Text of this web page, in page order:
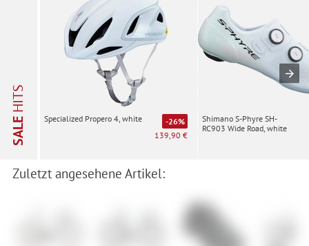
SALE
HITS
Specialized Propero 4, white
-26%
139,90 €
Shimano S-Phyre SH-
RC903 Wide Road, white
Zuletzt angesehene Artikel: